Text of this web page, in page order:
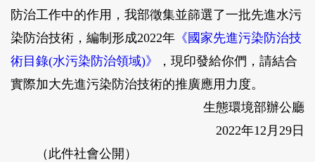
防治工作中的作用，我部徵集並篩選了一批先進水污
染防治技術，編制形成2022年《國家先進污染防治技
術目錄(水污染防治領域)》
，現印發給你們，請結合
實際加大先進污染防治技術的推廣應用力度。
生態環境部辦公廳
2022年12月29日
（此件社會公開）